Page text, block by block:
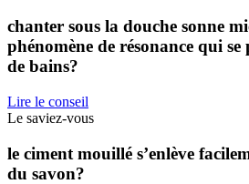
chanter sous la douche sonne
phénomène de résonance qui
de bains?
Lire le conseil
Le saviez-vous
le ciment mouillé s’enlève
du savon?